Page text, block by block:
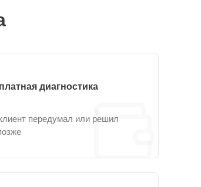
диагностика
передумал или решил